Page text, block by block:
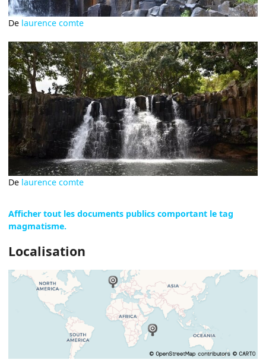
De laurence comte
De laurence comte
Afficher tout les documents publics comportant le tag
magmatisme.
Localisation